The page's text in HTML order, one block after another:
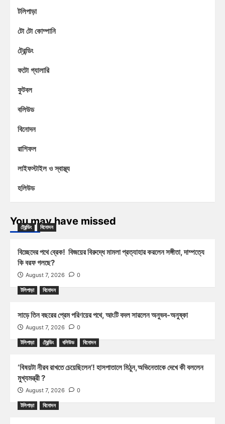
টলিপাড়া
টো টো কোম্পানি
ট্রেন্ডিং
ফটো গ্যালারি
ফুটবল
বলিউড
বিনোদন
রাশিফল
লাইফস্টাইল ও স্বাস্থ্য
হলিউড
You may have missed
ট্রেন্ডিং বিনোদন
বিচ্ছেদের পথে ব্রেক! বিজয়ের বিরুদ্ধে মামলা প্রত্যাহার করলেন সঙ্গীতা, দাম্পত্যে
কি বরফ গলছে?
August 7, 2026 0
টলিপাড়া বিনোদন
সাড়ে তিন বছরের প্রেম পরিণয়ের পথে, আংটি বদল সারলেন অনুভব-অনুষ্কা
August 7, 2026 0
টলিপাড়া ট্রেন্ডিং বলিউড বিনোদন
‘বিষয়টা নীরব রাখতে চেয়েছিলেন’! হাসপাতালে মিঠুন,অভিনেতাকে দেখে কী বললেন
মুখ্যমন্ত্রী ?
August 7, 2026 0
টলিপাড়া বিনোদন